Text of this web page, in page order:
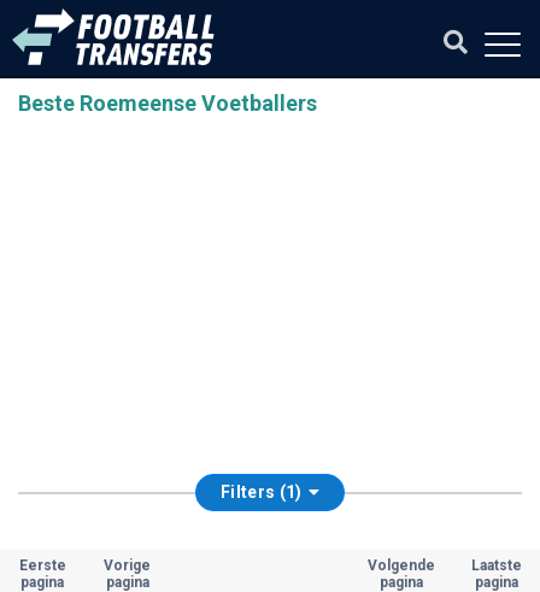
Beste Roemeense Voetballers
Filters (1)
Eerste
pagina
Vorige
pagina
Volgende
pagina
Laatste
pagina